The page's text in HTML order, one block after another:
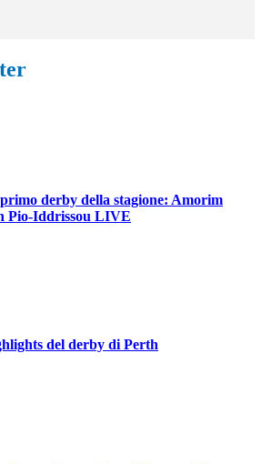
derby della stagione: Amorim
Pio-Iddrissou LIVE
del derby di Perth